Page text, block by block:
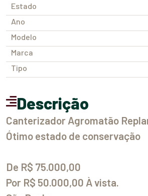
Estado
Ano
Modelo
Marca
Tipo
Descrição
Canterizador Agromatão
Ótimo estado de conservação
De R$ 75.000,00
Por R$ 50.000,00 À vista.